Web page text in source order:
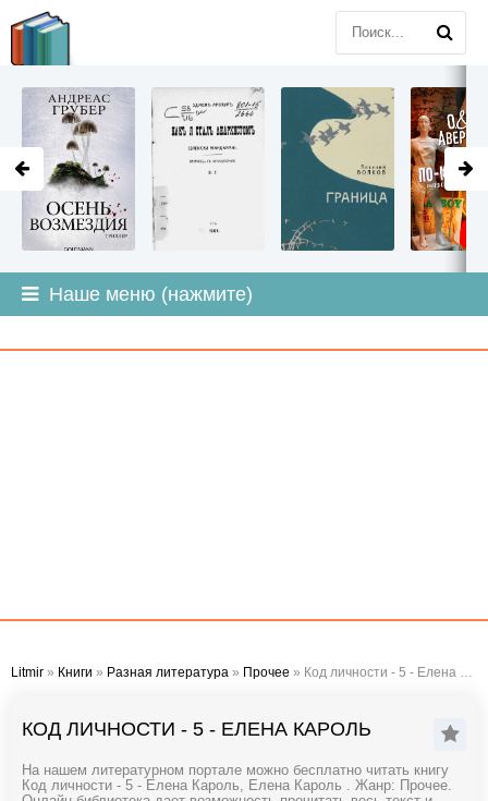
Наше меню (нажмите)
Litmir » Книги » Разная литература » Прочее » Код личности - 5 - Елена Кароль
КОД ЛИЧНОСТИ - 5 - ЕЛЕНА КАРОЛЬ
На нашем литературном портале можно бесплатно читать книгу
Код личности - 5 - Елена Кароль, Елена Кароль . Жанр: Прочее.
LITMIR.ORG